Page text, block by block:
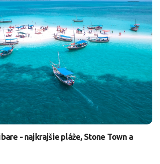
- najkrajšie pláže, Stone Town a